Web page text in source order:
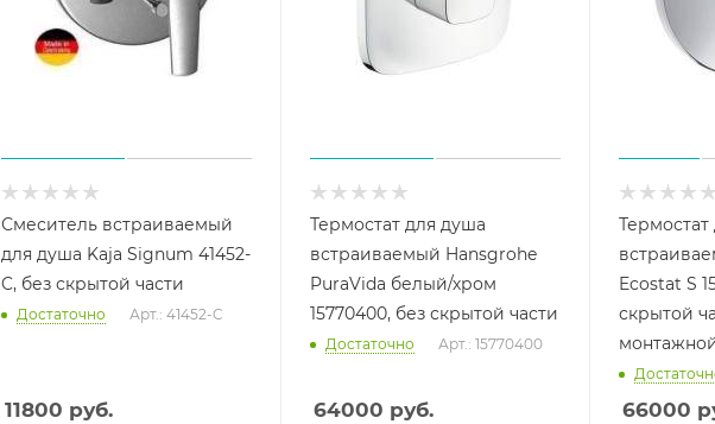
Смеситель встраиваемый
для душа Kaja Signum 41452-
C, без скрытой части
Достаточно Арт.: 41452-C
11800 руб.
Термостат для душа
встраиваемый Hansgrohe
PuraVida белый/хром
15770400, без скрытой части
Достаточно Арт.: 15770400
64000 руб.
Ecostat S
скрытой
66000